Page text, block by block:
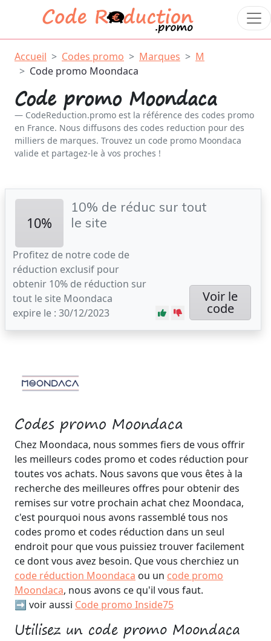
Accueil Codes promo Marques
M
Code promo Moondaca
Code promo Moondaca
CodeReduction.promo est la référence des codes promo
en France. Nous diffusons des codes reduction pour des
milliers de marques. Trouvez un code promo Moondaca
valide et partagez-le à vos proches !
Codes promo Moondaca
Chez Moondaca, nous sommes fiers de vous offrir
les meilleurs codes promo et codes réduction pour
toutes vos achats. Nous savons que vous êtes à la
recherche des meilleures offres pour obtenir des
remises sur votre prochain achat chez Moondaca,
c'est pourquoi nous avons rassemblé tous nos
codes promo et codes réduction dans un seul
endroit pour que vous puissiez trouver facilement
ce dont vous avez besoin. Que vous cherchiez un
code réduction Moondaca ou un code promo
Moondaca, nous avons ce qu'il vous faut.
➡️ voir aussi Code promo Inside75
Utilisez un code promo Moondaca
10%
10% de réduc sur tout
le site
Profitez de notre code de
réduction exclusif pour
obtenir 10% de réduction sur
tout le site Moondaca
expire le : 30/12/2023
Voir le
code